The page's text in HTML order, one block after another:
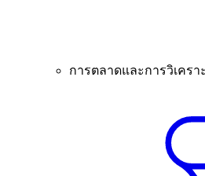
การตลาดและการวิเคร